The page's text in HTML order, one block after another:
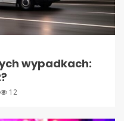
wypadkach:
12